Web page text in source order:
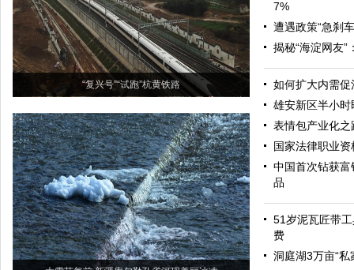
“复兴号”“试跑”杭黄铁路
7%
遭遇政策“急刹
揭秘“海淀网友
如何扩大内需促
雄安新区半小
表情包产业化
国家法律职业
中国首次钻获
品
51岁泥瓦匠带
费
洞庭湖3万亩“私